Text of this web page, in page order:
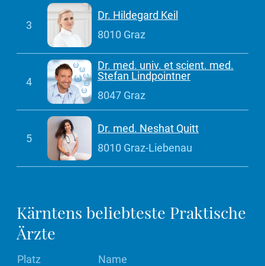
3
Dr. Hildegard Keil
8010 Graz
4
Dr. med. univ. et scient. med.
Stefan Lindpointner
8047 Graz
5
Dr. med. Neshat Quitt
8010 Graz-Liebenau
Kärntens beliebteste Praktische
Ärzte
Platz Name